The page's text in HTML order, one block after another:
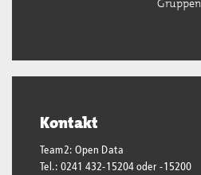
Gruppen
Kontakt
Team2: Open Data
Tel.: 0241 432-15204 oder -15200